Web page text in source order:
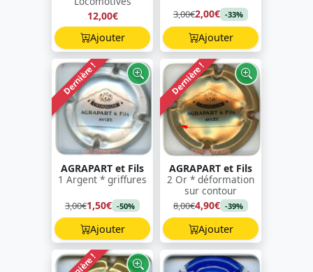
12,00€
Ajouter
3,00€2,00€ -33%
Ajouter
Dernière !
AGRAPART et Fils
1 Argent * griffures
3,00€1,50€ -50%
Ajouter
Dernière !
AGRAPART et Fils
2 Or * déformation
sur contour
8,00€4,90€ -39%
Ajouter